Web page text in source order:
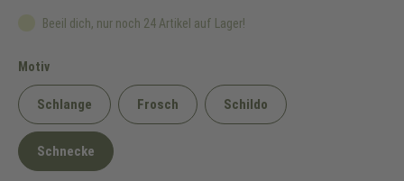
Beeil dich, nur noch 24 Artikel auf Lager!
Motivauswählen
Schlange Frosch Schildo
Schnecke